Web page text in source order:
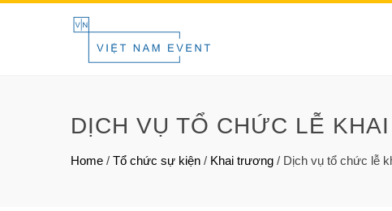
DỊCH VỤ TỔ CHỨC LỄ
Home / Tổ chức sự kiện / Khai trương / Dịch vụ tổ chức lễ